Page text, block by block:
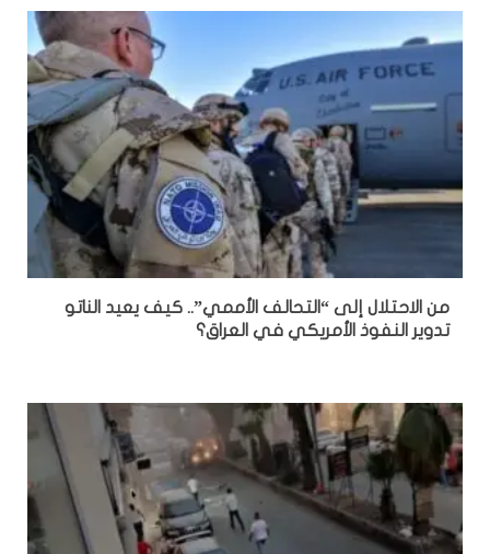
من الاحتلال إلى “التحالف الأممي”.. كيف يعيد الناتو
تدوير النفوذ الأمريكي في العراق؟